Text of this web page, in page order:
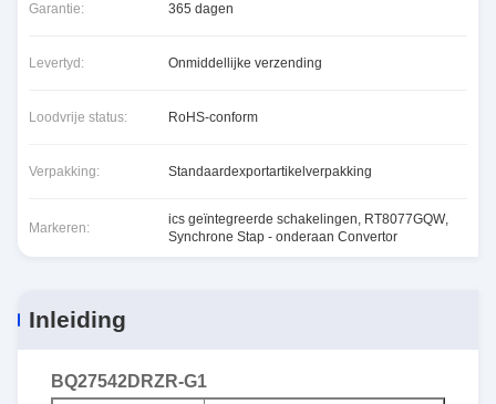
Garantie: 365 dagen
Levertyd: Onmiddellijke verzending
Loodvrije status: RoHS-conform
Verpakking: Standaardexportartikelverpakking
Markeren:
ics geïntegreerde schakelingen, RT8077GQW,
Synchrone Stap - onderaan Convertor
Inleiding
BQ27542DRZR-G1